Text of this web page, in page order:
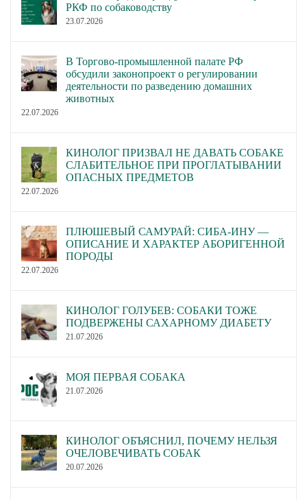
РКФ по собаководству
23.07.2026
В Торгово-промышленной палате РФ
обсудили законопроект о регулировании
деятельности по разведению домашних
животных
22.07.2026
КИНОЛОГ ПРИЗВАЛ НЕ ДАВАТЬ СОБАКЕ
СЛАБИТЕЛЬНОЕ ПРИ ПРОГЛАТЫВАНИИ
ОПАСНЫХ ПРЕДМЕТОВ
22.07.2026
ПЛЮШЕВЫЙ САМУРАЙ: СИБА-ИНУ —
ОПИСАНИЕ И ХАРАКТЕР АБОРИГЕННОЙ
ПОРОДЫ
22.07.2026
КИНОЛОГ ГОЛУБЕВ: СОБАКИ ТОЖЕ
ПОДВЕРЖЕНЫ САХАРНОМУ ДИАБЕТУ
21.07.2026
МОЯ ПЕРВАЯ СОБАКА
21.07.2026
КИНОЛОГ ОБЪЯСНИЛ, ПОЧЕМУ НЕЛЬЗЯ
ОЧЕЛОВЕЧИВАТЬ СОБАК
20.07.2026